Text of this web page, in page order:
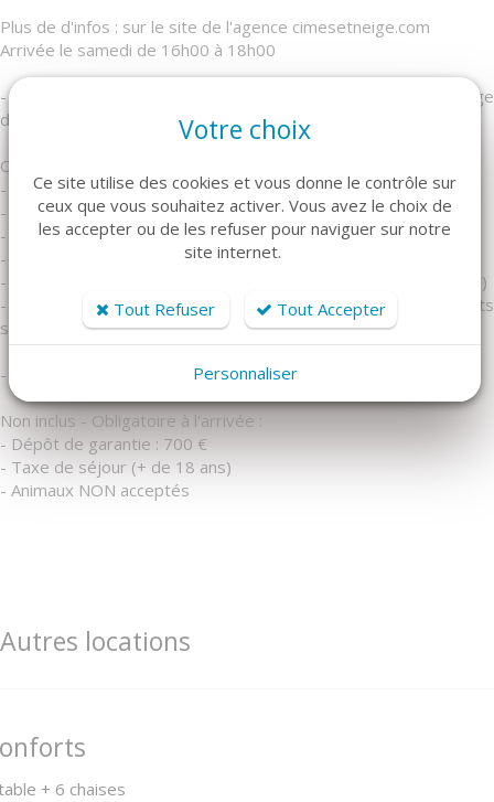
Plus de d'infos : sur le site de l'agence cimesetneige.com
Arrivée le samedi de 16h00 à 18h00
- Attention! La remise des clés se fait à l'agence Cimes et Neige
de Vallouise.
Options en supplément :
- Location kit 1 torchon + 1 tapis de bain: 10€/séjour
- Boîtier Wifi portatif: 39€/semaine ou 7€/jour
- Location draps lit double : 12 €/lit/séjour
- Location draps lit simple : 12 €/lit/séjour
- Location kit serviettes : 10 €/pers/séjour (1 grande + 1 petite)
- Kit linge (draps et serviettes) : 20 € (draps double + 2 kits
serviettes / draps simple + 1 kit serviettes)
- Ménage de fin de séjour : 100 €
Non inclus - Obligatoire à l'arrivée :
- Dépôt de garantie : 700 €
- Taxe de séjour (+ de 18 ans)
- Animaux NON acceptés
Autres locations
+ 6 chaises
Votre choix
Ce site utilise des cookies et vous donne le contrôle sur
ceux que vous souhaitez activer. Vous avez le choix de
les accepter ou de les refuser pour naviguer sur notre
site internet.
Tout Refuser Tout Accepter
Personnaliser